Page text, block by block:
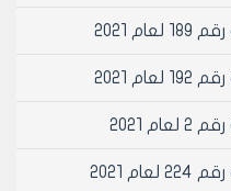
مادة 5- الموافقة على تصديق العقد رقم /41/ تاريخ
مبدئية عن قيمة المتر المربع
2021
2021
2021
2021